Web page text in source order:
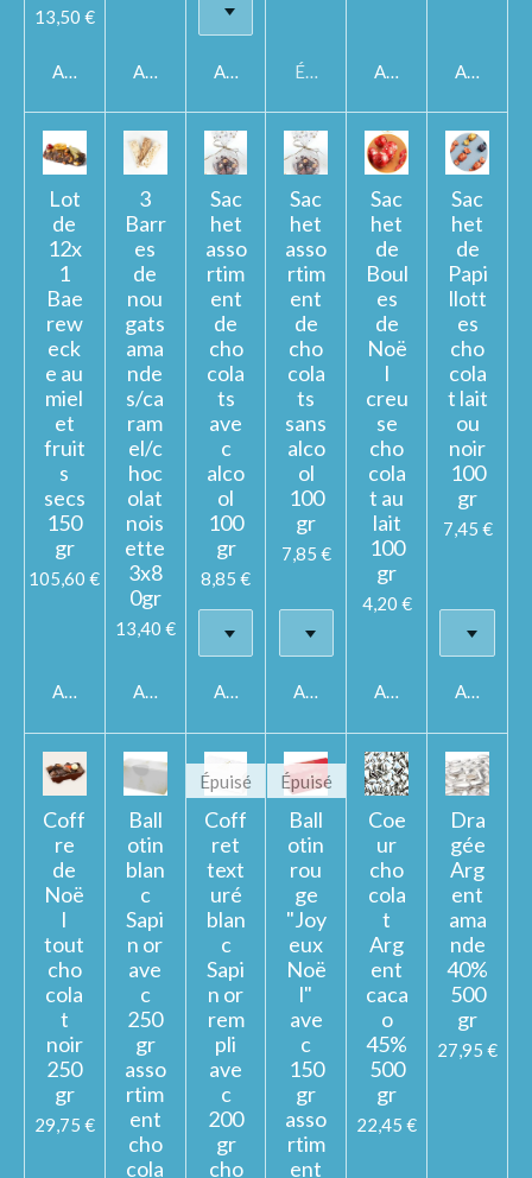
13,50 €
Ajouter au panierAjouter au panierAjouter au panier
Épuisé Ajouter au panier
Ajouter
Lot
de
12x
1
Bae
rew
eck
e au
miel
et
fruit
s
secs
150
gr
105,60 €
Ajouter au panier
3
Barr
es
de
nou
gats
ama
nde
s/ca
ram
el/c
hoc
olat
nois
ette
3x8
0gr
13,40 €
Ajouter au panier
Sac
het
asso
rtim
ent
de
cho
cola
ts
ave
c
alco
ol
100
gr
8,85 €
Ajouter au panier
Sac
het
asso
rtim
ent
de
cho
cola
ts
sans
alco
ol
100
gr
7,85 €
Ajouter au panier
Sac
het
de
Boul
es
de
Noë
l
creu
se
cho
cola
t au
lait
100
gr
4,20 €
Ajouter au panier
Sac
het
de
Papi
llott
es
cho
cola
t lait
ou
noir
100
gr
7,45 €
Ajouter
Coff
re
de
Noë
l
tout
cho
cola
t
noir
250
gr
29,75 €
Ball
otin
blan
c
Sapi
n or
ave
c
250
gr
asso
rtim
ent
cho
cola
Épuisé
Coff
ret
text
uré
blan
c
Sapi
n or
rem
pli
ave
c
200
gr
cho
Épuisé
Ball
otin
rou
ge
"Joy
eux
Noë
l"
ave
c
150
gr
asso
rtim
ent
Coe
ur
cho
cola
t
Arg
ent
caca
o
45%
500
gr
22,45 €
Dra
gée
Arg
ent
ama
nde
40%
500
gr
27,95 €